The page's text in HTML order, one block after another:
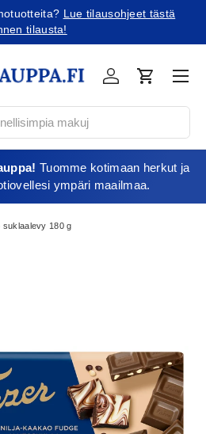
Tilaatko Yhdysvaltoihin?Tutustu
KirjauduOstoskori
Tuomme kotimaan herkut ja
ympäri maailmaa.
suklaalevy 180 g